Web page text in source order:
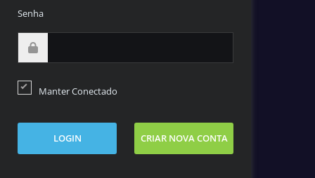
Senha
Manter Conectado
LOGIN CRIAR NOVA CONTA